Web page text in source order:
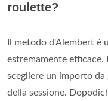
roulette?
Il metodo d'Alembert è
estremamente efficace.
scegliere un importo
della sessione.